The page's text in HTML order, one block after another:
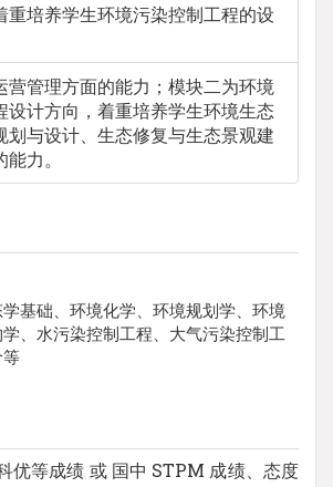
重培养学生环境污染控制工程的设
营管理方面的能力；模块二为环境
设计方向，着重培养学生环境生态
划与设计、生态修复与生态景观建
力。
基础、环境化学、环境规划学、环境
、水污染控制工程、大气污染控制工
优等成绩 或 国中 STPM 成绩、态度